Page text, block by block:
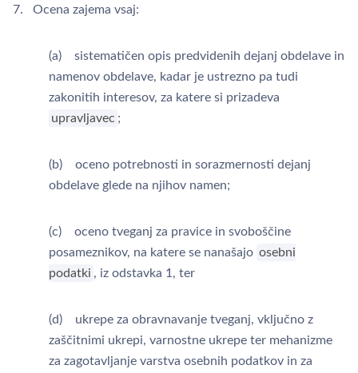
7. Ocena zajema vsaj:
(a) sistematičen opis predvidenih dejanj obdelave in
namenov obdelave, kadar je ustrezno pa tudi
zakonitih interesov, za katere si prizadeva
upravljavec ;
(b) oceno potrebnosti in sorazmernosti dejanj
obdelave glede na njihov namen;
(c) oceno tveganj za pravice in svoboščine
posameznikov, na katere se nanašajo osebni
podatki , iz odstavka 1, ter
(d) ukrepe za obravnavanje tveganj, vključno z
zaščitnimi ukrepi, varnostne ukrepe ter mehanizme
za zagotavljanje varstva osebnih podatkov in za